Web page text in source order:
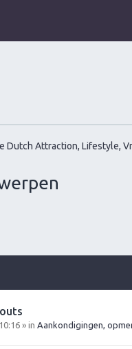
Dutch Attraction, Lifestyle,
» in Aankondigingen,